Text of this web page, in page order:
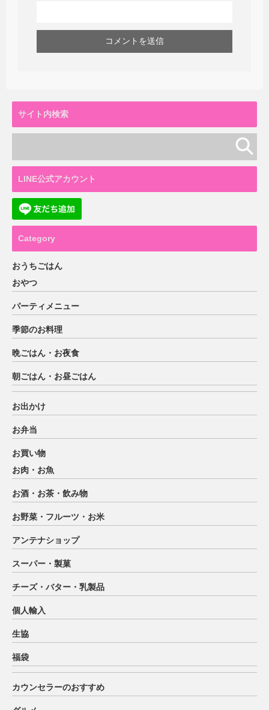
サイト内検索
LINE公式アカウント
Category
おうちごはん
おやつ
パーティメニュー
季節のお料理
晩ごはん・お夜食
朝ごはん・お昼ごはん
お出かけ
お弁当
お買い物
お肉・お魚
お酒・お茶・飲み物
お野菜・フルーツ・お米
アンテナショップ
スーパー・製菓
チーズ・バター・乳製品
個人輸入
生協
福袋
カウンセラーのおすすめ